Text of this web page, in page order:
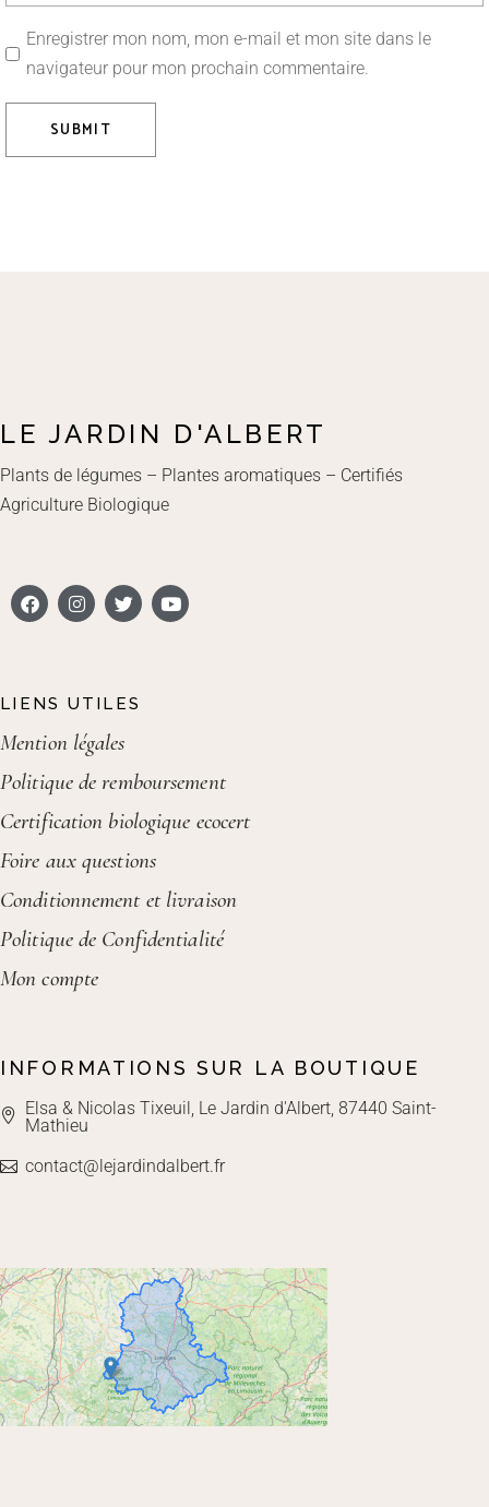
Enregistrer mon nom, mon e-mail et mon site dans le
navigateur pour mon prochain commentaire.
SUBMIT
LE JARDIN D'ALBERT
Plants de légumes – Plantes aromatiques – Certifiés
Agriculture Biologique
LIENS UTILES
Mention légales
Politique de remboursement
Certification biologique ecocert
Foire aux questions
Conditionnement et livraison
Politique de Confidentialité
Mon compte
INFORMATIONS SUR LA BOUTIQUE
Elsa & Nicolas Tixeuil, Le Jardin d'Albert, 87440 Saint-
Mathieu
contact@lejardindalbert.fr